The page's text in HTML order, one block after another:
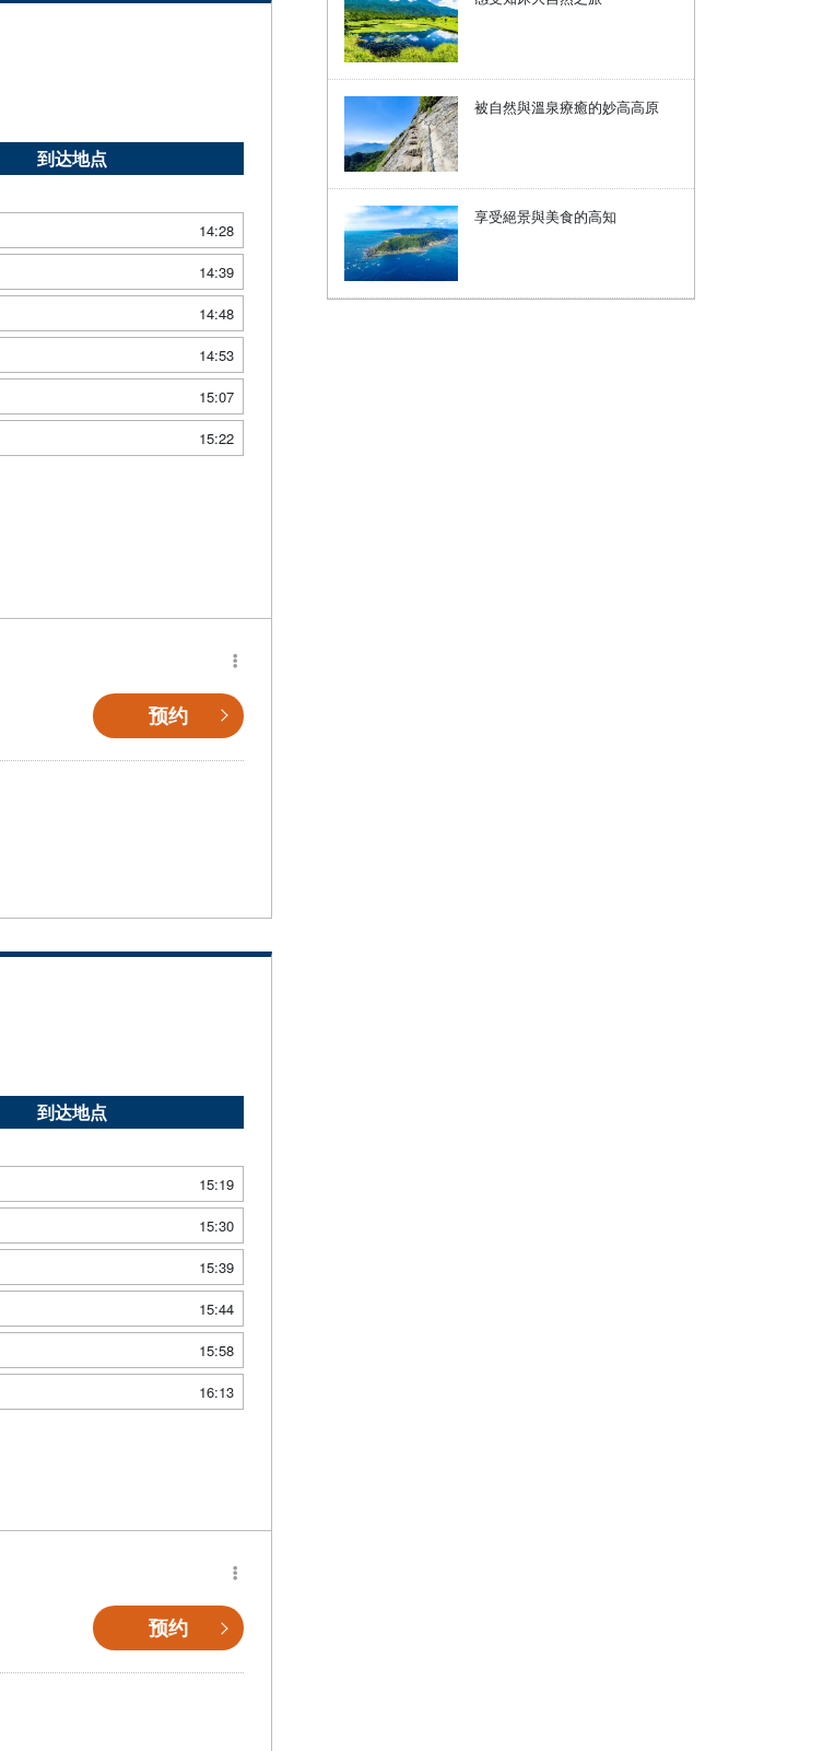
到达地点
14:28
14:39
14:48
14:53
15:07
15:22
预约
到达地点
15:19
15:30
15:39
15:44
15:58
16:13
预约
被自然與溫泉療癒的妙高高原
享受絕景與美食的高知